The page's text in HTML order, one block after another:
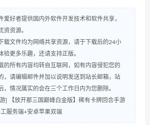
爱好者提供国内外软件开发技术和软件共享，
资资源。
载文件均为网络共享资源，请于下载后的24小
验更多乐趣，还请支持正版。
的所有内容均转自互联网，如有内容侵犯您的
，请编辑邮件并加以说明发送到站长邮箱，站
，情况属实的会在三个工作日内为您删除。
] 【放开那三国巅峰白金版】稀有卡牌回合手游
服务端+安卓苹果双端